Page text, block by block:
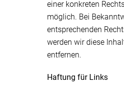
einer konkreten
möglich. Bei
entsprechenden
werden wir diese
entfernen.
Haftung für Links